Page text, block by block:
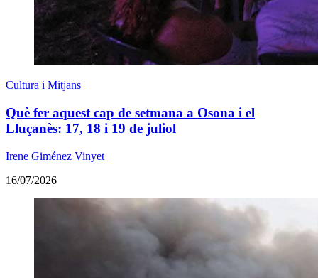
Cultura i Mitjans
Què fer aquest cap de setmana a Osona i el
Lluçanès: 17, 18 i 19 de juliol
Irene Giménez Vinyet
16/07/2026